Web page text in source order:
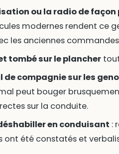
ou la radio de façon
modernes rendent ce
les anciennes
tombé sur le planchertout
de compagnie sur les
peut bouger
sur la conduite.
en conduisant :
ont été constatés et